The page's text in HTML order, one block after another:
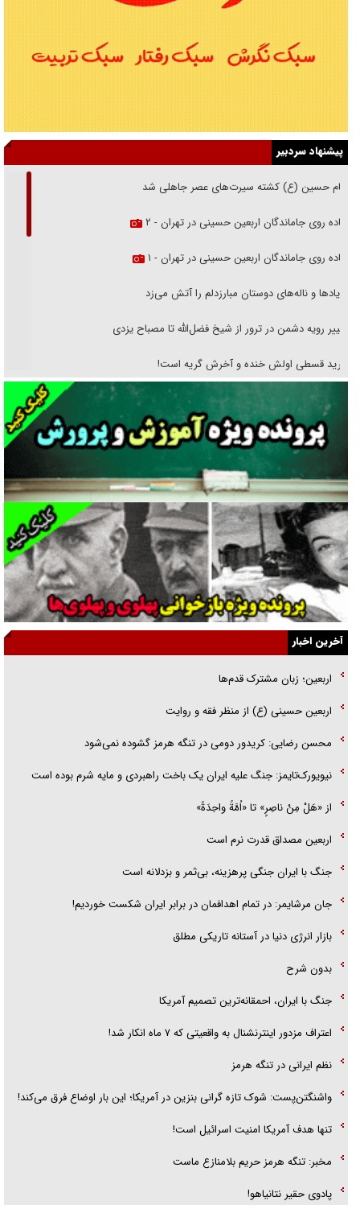
پیشنهاد سردبیر
امام حسین (ع) کشته سیرت‌های عصر جاهلی شد
پیاده روی جاماندگان اربعین حسینی در تهران - ۲
پیاده روی جاماندگان اربعین حسینی در تهران - ۱
فریاد‌ها و ناله‌های دوستان مبارزدلم را آتش می‌زد
تغییر رویه دشمن در ترور از شیخ فضل‌الله تا مصباح یزدی
خرید قسطی اولش خنده و آخرش گریه است!
فوتبال و آن «بالا»!
راهبرد غافلگیری با نسل جدید پهپاد‌ها
جنجال پزشکان تقلبی در صنعت زیبایی
یهودی‌ها در ادبیات داستانی اروپا؛ از شکسپیر تا دیکنز
گفت‌وگو با خواهر یکی از شهدای جنگ رمضان/ خواهرم فرمانده جهادی و
اهل خدمت بی‌منت بود
جزئیات شکنجه‌هایم فراتر از آن است که در بیان بگنجد!
پلیس
آخرین اخبار
اربعین؛ زبان مشترک قدم‌ها
اربعین حسینی (ع) از منظر فقه و روایت
محسن رضایی: کریدور دومی در تنگه هرمز گشوده نمی‌شود
نیویورک‌تایمز: جنگ علیه ایران یک باخت راهبردی و مایه شرم بوده است
از «هَلْ مِنْ ناصِرٍ» تا «اُمَّةً واحِدَةً»
اربعین مصداق قدرت نرم است
جنگ با ایران جنگی پرهزینه، بی‌ثمر و بزدلانه است
جان مرشایمر: در تمام اهدافمان در برابر ایران شکست خوردیم!
بازار انرژی دنیا در آستانه تاریکی مطلق
بدون شرح
جنگ با ایران، احمقانه‌ترین تصمیم آمریکا
اعتراف مزدور اینترنشنال به واقعیتی که ۷ ماه انکار شد!
نظم ایرانی در تنگه هرمز
واشنگتن‌پست: شوک تازه گرانی بنزین در آمریکا؛ این بار اوضاع فرق می‌کند!
تنها هدف آمریکا امنیت اسرائیل است!
مخبر: تنگه هرمز حریم بلامنازع ماست
پادوی حقیر نتانیاهو!